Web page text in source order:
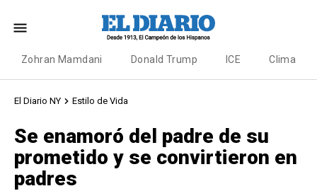
Zohran Mamdani Donald Trump ICE Clima
El Diario NY Estilo de Vida
Se enamoró del padre de su
prometido y se convirtieron en
padres